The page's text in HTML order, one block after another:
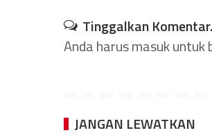
Tinggalkan
Anda harusmasukuntuk
JANGAN LEWATKAN